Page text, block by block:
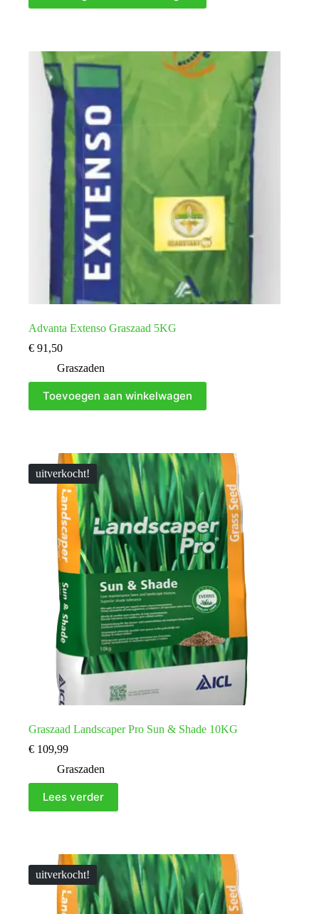
Advanta Extenso Graszaad 5KG
€ 91,50
Graszaden
Toevoegen aan winkelwagen
uitverkocht!
Graszaad Landscaper Pro Sun & Shade 10KG
€ 109,99
Graszaden
Lees verder
uitverkocht!